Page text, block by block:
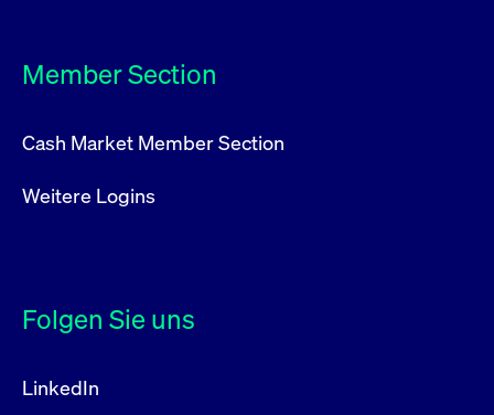
Member Section
Cash Market Member Section
Weitere Logins
Folgen Sie uns
LinkedIn